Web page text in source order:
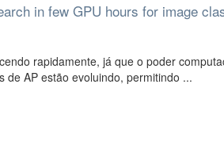
in few GPU hours for image
rapidamente, já que o poder
de AP estão evoluindo, permitindo ...